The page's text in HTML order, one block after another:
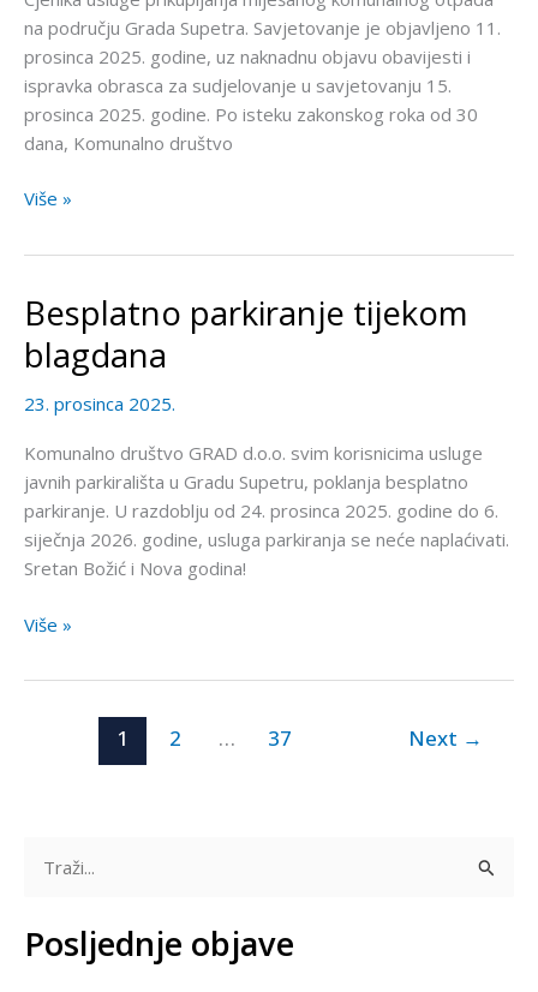
na području Grada Supetra. Savjetovanje je objavljeno 11.
prosinca 2025. godine, uz naknadnu objavu obavijesti i
ispravka obrasca za sudjelovanje u savjetovanju 15.
prosinca 2025. godine. Po isteku zakonskog roka od 30
dana, Komunalno društvo
Više »
Besplatno parkiranje tijekom
blagdana
23. prosinca 2025.
Komunalno društvo GRAD d.o.o. svim korisnicima usluge
javnih parkirališta u Gradu Supetru, poklanja besplatno
parkiranje. U razdoblju od 24. prosinca 2025. godine do 6.
siječnja 2026. godine, usluga parkiranja se neće naplaćivati.
Sretan Božić i Nova godina!
Besplatno
parkiranje
tijekom
Više »
1 2 … 37 Next →
a
Posljednje objave